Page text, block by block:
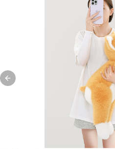
Previous slide